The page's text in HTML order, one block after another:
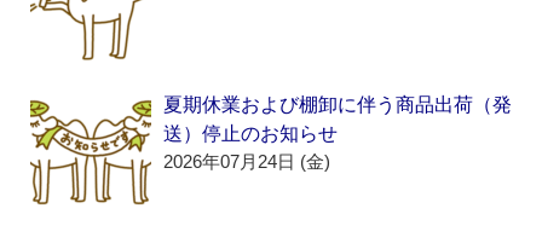
夏期休業および棚卸に伴う商品出荷（発
送）停止のお知らせ
2026年07月24日 (金)